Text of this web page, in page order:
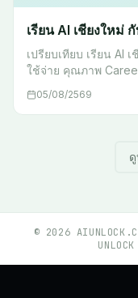
เรียน AI เชียงใหม่
เปรียบเทียบ เรียน AI
ใช้จ่าย คุณภาพ
05/08/2569
© 2026